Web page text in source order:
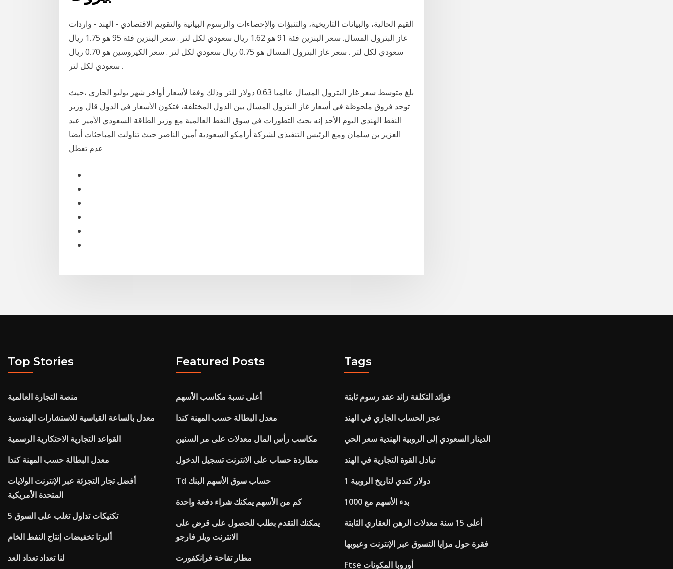
القيم الحالية، والبيانات التاريخية، والتنبؤات والإحصاءات والرسوم البيانية والتقويم الاقتصادي - الهند - واردات
غاز البترول المسال. سعر البنزين فئة 91 هو 1.62 ريال سعودي لكل لتر . سعر البنزين فئة 95 هو 1.75 ريال
سعودي لكل لتر . سعر غاز البترول المسال هو 0.75 ريال سعودي لكل لتر . سعر الكيروسين هو 0.70 ريال
سعودي لكل لتر .
بلغ متوسط سعر غاز البترول المسال عالميا 0.63 دولار للتر وذلك وفقا لأسعار أواخر شهر يوليو الجارى ،حيث
توجد فروق ملحوظة في أسعار غاز البترول المسال بين الدول المختلفة، فتكون الأسعار في الدول قال وزير
النفط الهندي اليوم الأحد إنه بحث التطورات في سوق النفط العالمية مع وزير الطاقة السعودي الأمير عبد
العزيز بن سلمان ومع الرئيس التنفيذي لشركة أرامكو السعودية أمين الناصر حيث تناولت المباحثات أيضا
عدم تعطل
Top Stories
منصة التجارة العالمية
معدل بالساعة القياسية للاستشارات الهندسية
القواعد التجارية الاحتكارية الرسمية
معدل البطالة حسب المهنة كندا
أفضل تجار التجزئة عبر الإنترنت الولايات
المتحدة الأمريكية
5 تكتيكات تداول تغلب على السوق
ألبرتا تخفيضات إنتاج النفط الخام
لنا تعداد تعداد العد
Featured Posts
أعلى نسبة مكاسب الأسهم
معدل البطالة حسب المهنة كندا
مكاسب رأس المال معدلات على مر السنين
مطاردة حساب على الانترنت تسجيل الدخول
Td حساب سوق الأسهم البنك
كم من الأسهم يمكنك شراء دفعة واحدة
يمكنك التقدم بطلب للحصول على قرض على
الانترنت ويلز فارجو
مطار تفاحة فرانكفورت
Tags
فوائد التكلفة زائد عقد رسوم ثابتة
عجز الحساب الجاري في الهند
الدينار السعودي إلى الروبية الهندية سعر الحي
تبادل القوة التجارية في الهند
1 دولار كندي لتاريخ الروبية
بدء الأسهم مع 1000
أعلى 15 سنة معدلات الرهن العقاري الثابتة
فقرة حول مزايا التسوق عبر الإنترنت وعيوبها
Ftse أوروبا المكونات